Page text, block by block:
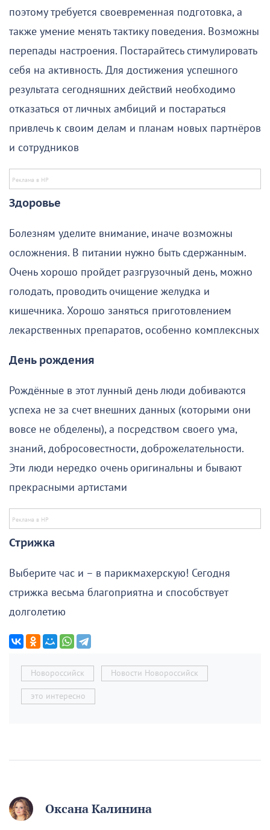
поэтому требуется своевременная подготовка, а
также умение менять тактику поведения. Возможны
перепады настроения. Постарайтесь стимулировать
себя на активность. Для достижения успешного
результата сегодняшних действий необходимо
отказаться от личных амбиций и постараться
привлечь к своим делам и планам новых партнёров
и сотрудников
Здоровье
Болезням уделите внимание, иначе возможны
осложнения. В питании нужно быть сдержанным.
Очень хорошо пройдет разгрузочный день, можно
голодать, проводить очищение желудка и
кишечника. Хорошо заняться приготовлением
лекарственных препаратов, особенно комплексных
День рождения
Рождённые в этот лунный день люди добиваются
успеха не за счет внешних данных (которыми они
вовсе не обделены), а посредством своего ума,
знаний, добросовестности, доброжелательности.
Эти люди нередко очень оригинальны и бывают
прекрасными артистами
Стрижка
Выберите час и – в парикмахерскую! Сегодня
стрижка весьма благоприятна и способствует
долголетию
Новороссийск Новости Новороссийск
это интересно
Оксана Калинина